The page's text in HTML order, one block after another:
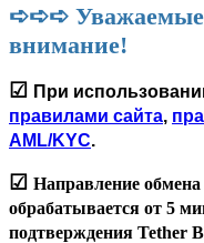
➪➪➪ Уважаемые
внимание!
☑ При
правилами сайта,
AML/KYC.
☑ Направление
обрабатывается от 5
подтверждения Tether